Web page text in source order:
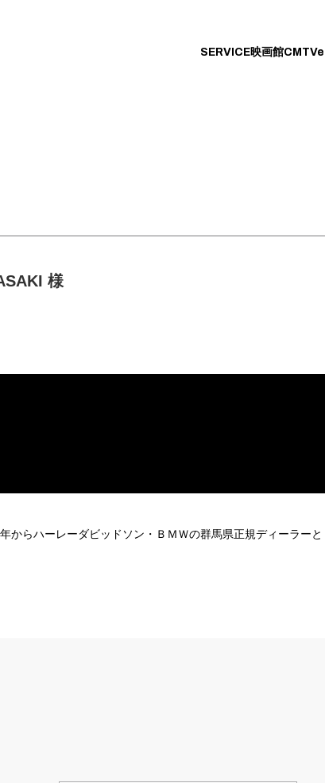
SERVICE映画館CM
様
からハーレーダビッドソン・ＢＭＷの群馬県正規ディーラー